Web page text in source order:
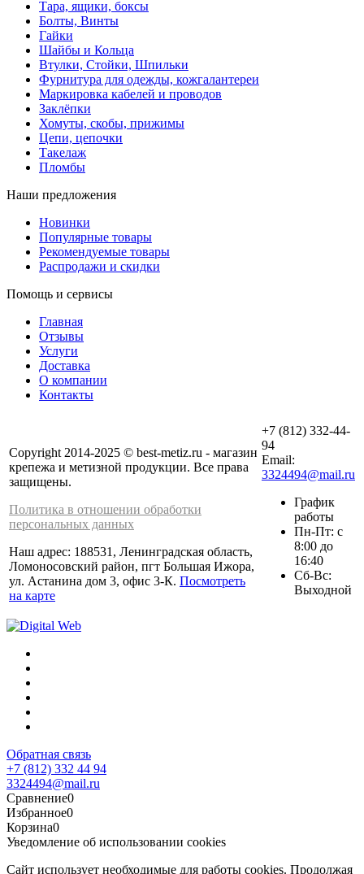
Тара, ящики, боксы
Болты, Винты
Гайки
Шайбы и Кольца
Втулки, Стойки, Шпильки
Фурнитура для одежды, кожгалантереи
Маркировка кабелей и проводов
Заклёпки
Хомуты, скобы, прижимы
Цепи, цепочки
Такелаж
Пломбы
Наши предложения
Новинки
Популярные товары
Рекомендуемые товары
Распродажи и скидки
Помощь и сервисы
Главная
Отзывы
Услуги
Доставка
О компании
Контакты
Copyright 2014-2025 © best-metiz.ru - магазин
крепежа и метизной продукции. Все права
защищены.
Политика в отношении обработки
персональных данных
Наш адрес: 188531, Ленинградская область,
Ломоносовский район, пгт Большая Ижора,
ул. Астанина дом 3, офис 3-К. Посмотреть
на карте
+7 (812) 332-44-
94
Email:
3324494@mail.ru
График
работы
Пн-Пт: с
8:00 до
16:40
Сб-Вс:
Выходной
Обратная связь
+7 (812) 332 44 94
3324494@mail.ru
Сравнение0
Избранное0
Корзина0
Уведомление об использовании cookies
Сайт использует необходимые для работы cookies. Продолжая